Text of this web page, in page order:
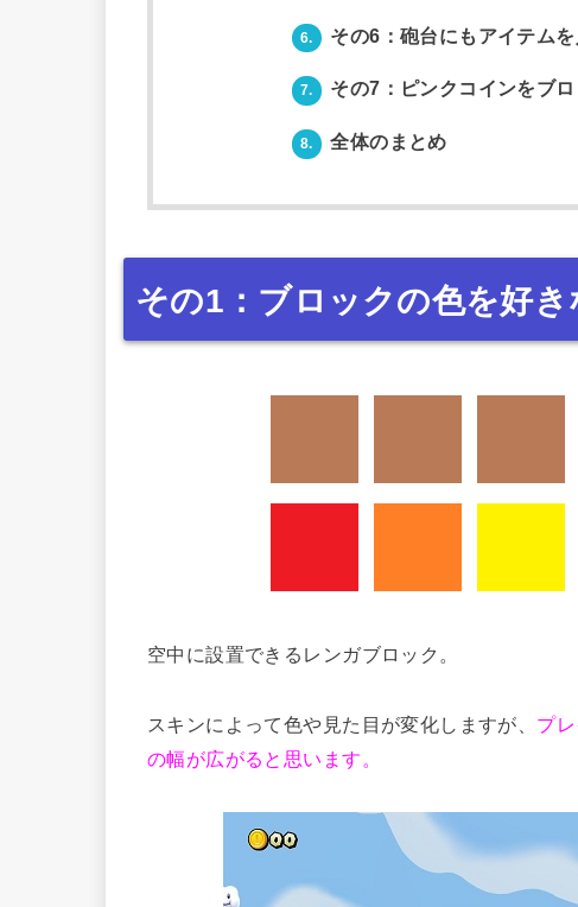
6. その6：砲台にもアイテムを
7. その7：ピンクコインをブロ
8. 全体のまとめ
その1：ブロックの色を好
空中に設置できるレンガブロック。
スキンによって色や見た目が変化しますが、 プ
の幅が広がると思います。